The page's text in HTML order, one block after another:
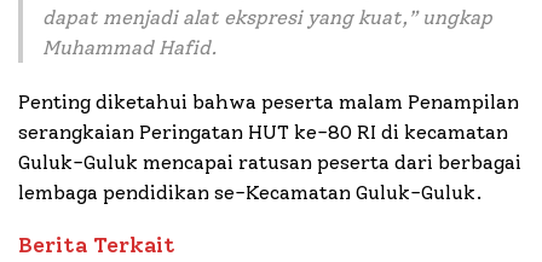
dapat menjadi alat ekspresi yang kuat,” ungkap
Muhammad Hafid.
Penting diketahui bahwa peserta malam Penampilan
serangkaian Peringatan HUT ke-80 RI di kecamatan
Guluk-Guluk mencapai ratusan peserta dari berbagai
lembaga pendidikan se-Kecamatan Guluk-Guluk.
Berita Terkait